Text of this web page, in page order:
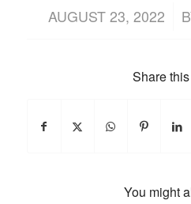
AUGUST 23, 2022
/
Share
You might